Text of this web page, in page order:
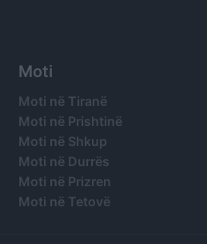
Moti
Moti në Tiranë
Moti në Prishtinë
Moti në Shkup
Moti në Durrës
Moti në Prizren
Moti në Tetovë